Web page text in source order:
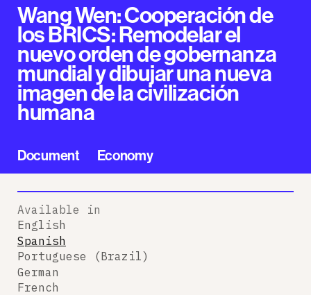
Wang Wen: Cooperación de
los BRICS: Remodelar el
nuevo orden de gobernanza
mundial y dibujar una nueva
imagen de la civilización
humana
Document Economy
Available in
English
Spanish
Portuguese (Brazil)
German
French